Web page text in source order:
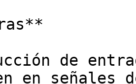
de
en señales